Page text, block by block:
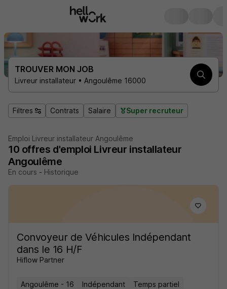
TROUVER MON JOB
Livreur installateur • Angoulême 16000
Filtres Contrats Salaire Super recruteur
Emploi Livreur installateur Angoulême
10 offres d'emploi Livreur installateur
Angoulême
En cours - Historique
Convoyeur de Véhicules Indépendant
dans le 16 H/F
Hiflow Partner
Angoulême - 16 Indépendant
Temps partiel